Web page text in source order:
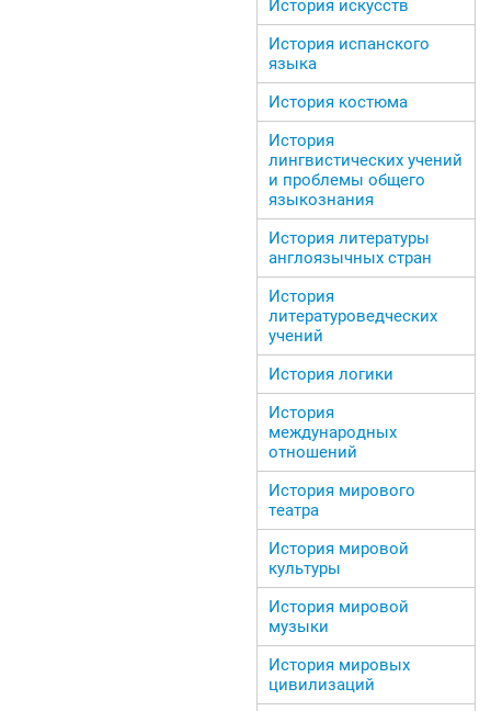
История искусств
История испанского
языка
История костюма
История
лингвистических учений
и проблемы общего
языкознания
История литературы
англоязычных стран
История
литературоведческих
учений
История логики
История
международных
отношений
История мирового
театра
История мировой
культуры
История мировой
музыки
История мировых
цивилизаций